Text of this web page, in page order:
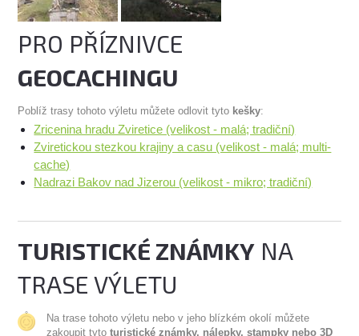
PRO PŘÍZNIVCE
GEOCACHINGU
Poblíž trasy tohoto výletu můžete odlovit tyto kešky:
Zricenina hradu Zviretice (velikost - malá; tradiční)
Zviretickou stezkou krajiny a casu (velikost - malá; multi-
cache)
Nadrazi Bakov nad Jizerou (velikost - mikro; tradiční)
TURISTICKÉ ZNÁMKY NA
TRASE VÝLETU
Na trase tohoto výletu nebo v jeho blízkém okolí můžete
zakoupit tytoturistické známky, nálepky, stampky nebo 3D